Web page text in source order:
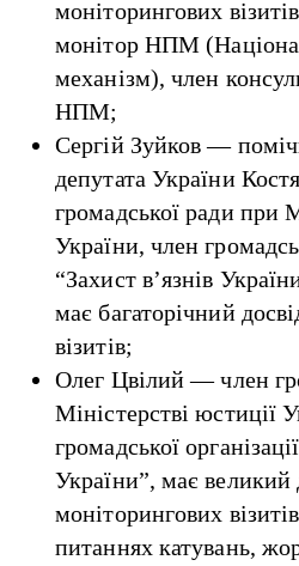
моніторингових
монітор НПМ
механізм), член
НПМ;
Сергій Зуйков —
депутата України
громадської ради при
України, член
“Захист в’язнів
має багаторічний
візитів;
Олег Цвілий — член
Міністерстві юстиції
громадської
України”, має великий
моніторингових
питаннях катувань,